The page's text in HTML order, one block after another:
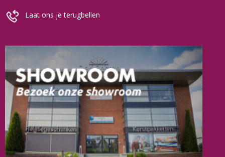
Laat ons je terugbellen